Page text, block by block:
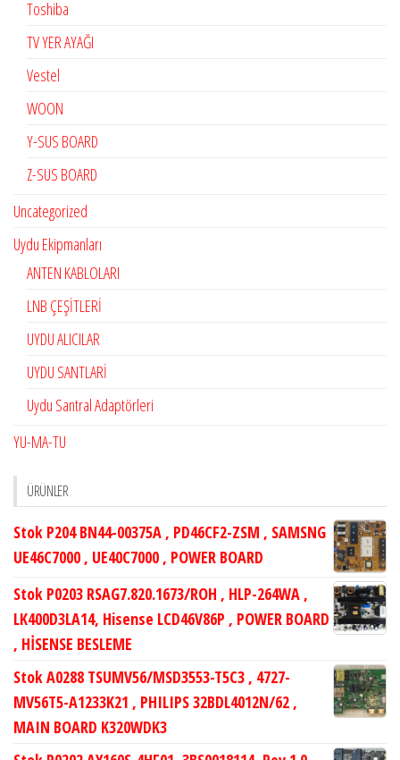
Toshiba
TV YER AYAĞI
Vestel
WOON
Y-SUS BOARD
Z-SUS BOARD
Uncategorized
Uydu Ekipmanları
ANTEN KABLOLARI
LNB ÇEŞİTLERİ
UYDU ALICILAR
UYDU SANTLARİ
Uydu Santral Adaptörleri
YU-MA-TU
ÜRÜNLER
Stok P204 BN44-00375A , PD46CF2-ZSM , SAMSNG
UE46C7000 , UE40C7000 , POWER BOARD
Stok P0203 RSAG7.820.1673/ROH , HLP-264WA ,
LK400D3LA14, Hisense LCD46V86P , POWER BOARD
, HİSENSE BESLEME
Stok A0288 TSUMV56/MSD3553-T5C3 , 4727-
MV56T5-A1233K21 , PHILIPS 32BDL4012N/62 ,
MAIN BOARD K320WDK3